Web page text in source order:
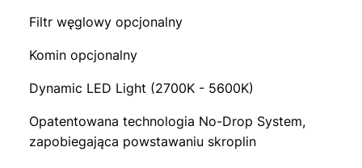
Filtr węglowy opcjonalny
Komin opcjonalny
Dynamic LED Light (2700K - 5600K)
Opatentowana technologia No-Drop System,
zapobiegająca powstawaniu skroplin